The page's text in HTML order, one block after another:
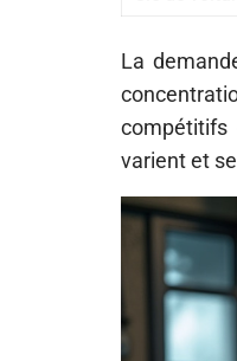
La
compétitifs
varient et